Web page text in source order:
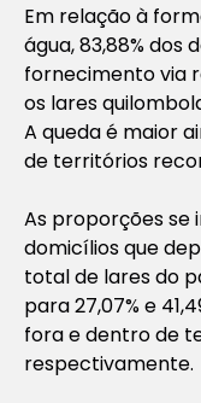
Em relação à
água, 83,88% dos
fornecimento via
os lares
A queda é maior
de territórios
As proporções se
domicílios que
total de lares do
para 27,07% e
fora e dentro de
respectivamente.